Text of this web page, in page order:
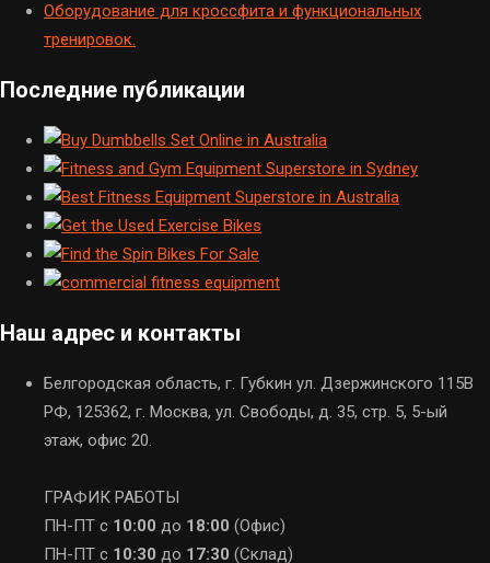
Оборудование для кроссфита и функциональных
тренировок.
Последние публикации
Наш адрес и контакты
Белгородская область, г. Губкин ул. Дзержинского 115В
РФ, 125362, г. Москва, ул. Свободы, д. 35, стр. 5, 5-ый
этаж, офис 20.
ГРАФИК РАБОТЫ
ПН-ПТ с 10:00 до 18:00 (Офис)
ПН-ПТ с 10:30 до 17:30 (Склад)